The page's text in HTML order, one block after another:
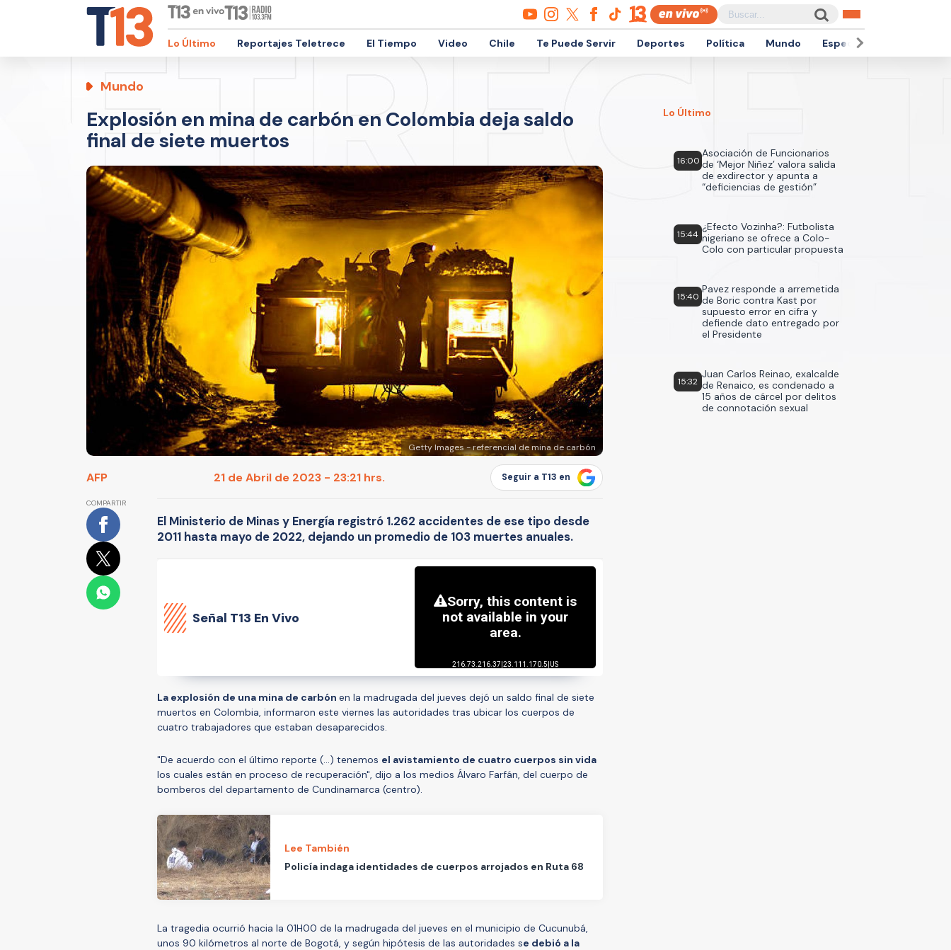
Lo Último Reportajes Teletrece El Tiempo Video Chile Te Puede Servir Deportes Política Mundo Espectáculos
Mundo
Explosión en mina de carbón en Colombia deja saldo
final de siete muertos
Getty Images - referencial de mina de carbón
AFP 21 de Abril de 2023 - 23:21 hrs. Seguir a T13 en
COMPARTIR
El Ministerio de Minas y Energía registró 1.262 accidentes de ese tipo desde
2011 hasta mayo de 2022, dejando un promedio de 103 muertes anuales.
Señal T13 En Vivo
La explosión de una mina de carbón en la madrugada del jueves dejó un saldo final de siete
muertos en Colombia, informaron este viernes las autoridades tras ubicar los cuerpos de
cuatro trabajadores que estaban desaparecidos.
"De acuerdo con el último reporte (...) tenemos el avistamiento de cuatro cuerpos sin vida
los cuales están en proceso de recuperación", dijo a los medios Álvaro Farfán, del cuerpo de
bomberos del departamento de Cundinamarca (centro).
Lee También
Policía indaga identidades de cuerpos arrojados en Ruta 68
La tragedia ocurrió hacia la 01H00 de la madrugada del jueves en el municipio de Cucunubá,
unos 90 kilómetros al norte de Bogotá, y según hipótesis de las autoridades se debió a la
Lo Último
16:00
Asociación de Funcionarios
de ‘Mejor Niñez’ valora salida
de exdirector y apunta a
“deficiencias de gestión”
15:44
¿Efecto Vozinha?: Futbolista
nigeriano se ofrece a Colo-
Colo con particular propuesta
15:40
Pavez responde a arremetida
de Boric contra Kast por
supuesto error en cifra y
defiende dato entregado por
el Presidente
15:32
Juan Carlos Reinao, exalcalde
de Renaico, es condenado a
15 años de cárcel por delitos
de connotación sexual